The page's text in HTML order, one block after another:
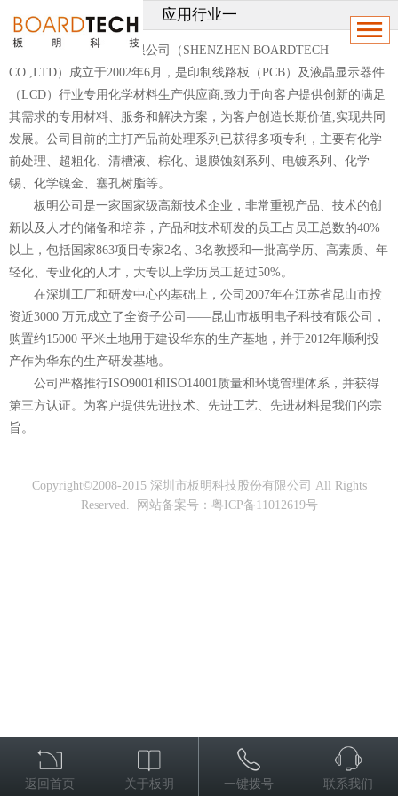
应用行业一
深圳市板明科技有限公司（SHENZHEN BOARDTECH
CO.,LTD）成立于2002年6月，是印制线路板（PCB）及液晶显示器件
（LCD）行业专用化学材料生产供应商,致力于向客户提供创新的满足
其需求的专用材料、服务和解决方案，为客户创造长期价值,实现共同
发展。公司目前的主打产品前处理系列已获得多项专利，主要有化学
前处理、超粗化、清槽液、棕化、退膜蚀刻系列、电镀系列、化学
锡、化学镍金、塞孔树脂等。
板明公司是一家国家级高新技术企业，非常重视产品、技术的创
新以及人才的储备和培养，产品和技术研发的员工占员工总数的40%
以上，包括国家863项目专家2名、3名教授和一批高学历、高素质、年
轻化、专业化的人才，大专以上学历员工超过50%。
在深圳工厂和研发中心的基础上，公司2007年在江苏省昆山市投
资近3000 万元成立了全资子公司——昆山市板明电子科技有限公司，
购置约15000 平米土地用于建设华东的生产基地，并于2012年顺利投
产作为华东的生产研发基地。
公司严格推行ISO9001和ISO14001质量和环境管理体系，并获得
第三方认证。为客户提供先进技术、先进工艺、先进材料是我们的宗
旨。
Copyright©2008-2015 深圳市板明科技股份有限公司 All Rights
Reserved. 网站备案号：粤ICP备11012619号
返回首页 关于板明 一键拨号 联系我们